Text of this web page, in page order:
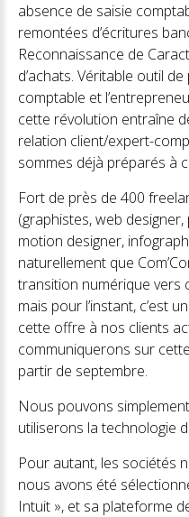
absence de saisie
remontées d’écritures
Reconnaissance de
d’achats. Véritable outil
comptable et
cette révolution entraîne
relation client/expert-
sommes déjà préparés à
Fort de près de 400
(graphistes, web
motion designer,
naturellement que
transition numérique vers
mais pour l’instant, c’est
cette offre à nos clients
communiquerons sur
partir de septembre.
Nous pouvons
utiliserons la technologie
Pour autant, les sociétés
nous avons été
Intuit », et sa plateforme